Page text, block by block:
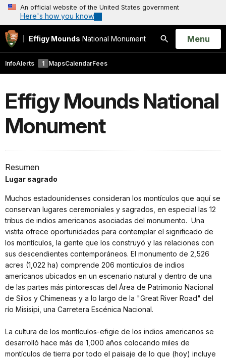
An official website of the United States government
Here's how you know
Effigy Mounds National Monument
Search
Open
Menu
InfoAlerts 1 MapsCalendarFees
Effigy Mounds National
Monument
Resumen
Lugar sagrado
Muchos estadounidenses consideran los montículos que aquí se
conservan lugares ceremoniales y sagrados, en especial las 12
tribus de indios americanos asociadas del monumento. Una
vistita ofrece oportunidades para contemplar el significado de
los montículos, la gente que los construyó y las relaciones con
sus descendientes contemporáneos. El monumento de 2,526
acres (1,022 ha) comprende 206 montículos de indios
americanos ubicados en un escenario natural y dentro de una
de las partes más pintorescas del Área de Patrimonio Nacional
de Silos y Chimeneas y a lo largo de la "Great River Road" del
río Misisipi, una Carretera Escénica Nacional.
La cultura de los montículos-efigie de los indios americanos se
desarrolló hace más de 1,000 años colocando miles de
montículos de tierra por todo el paisaje de lo que (hoy) incluye